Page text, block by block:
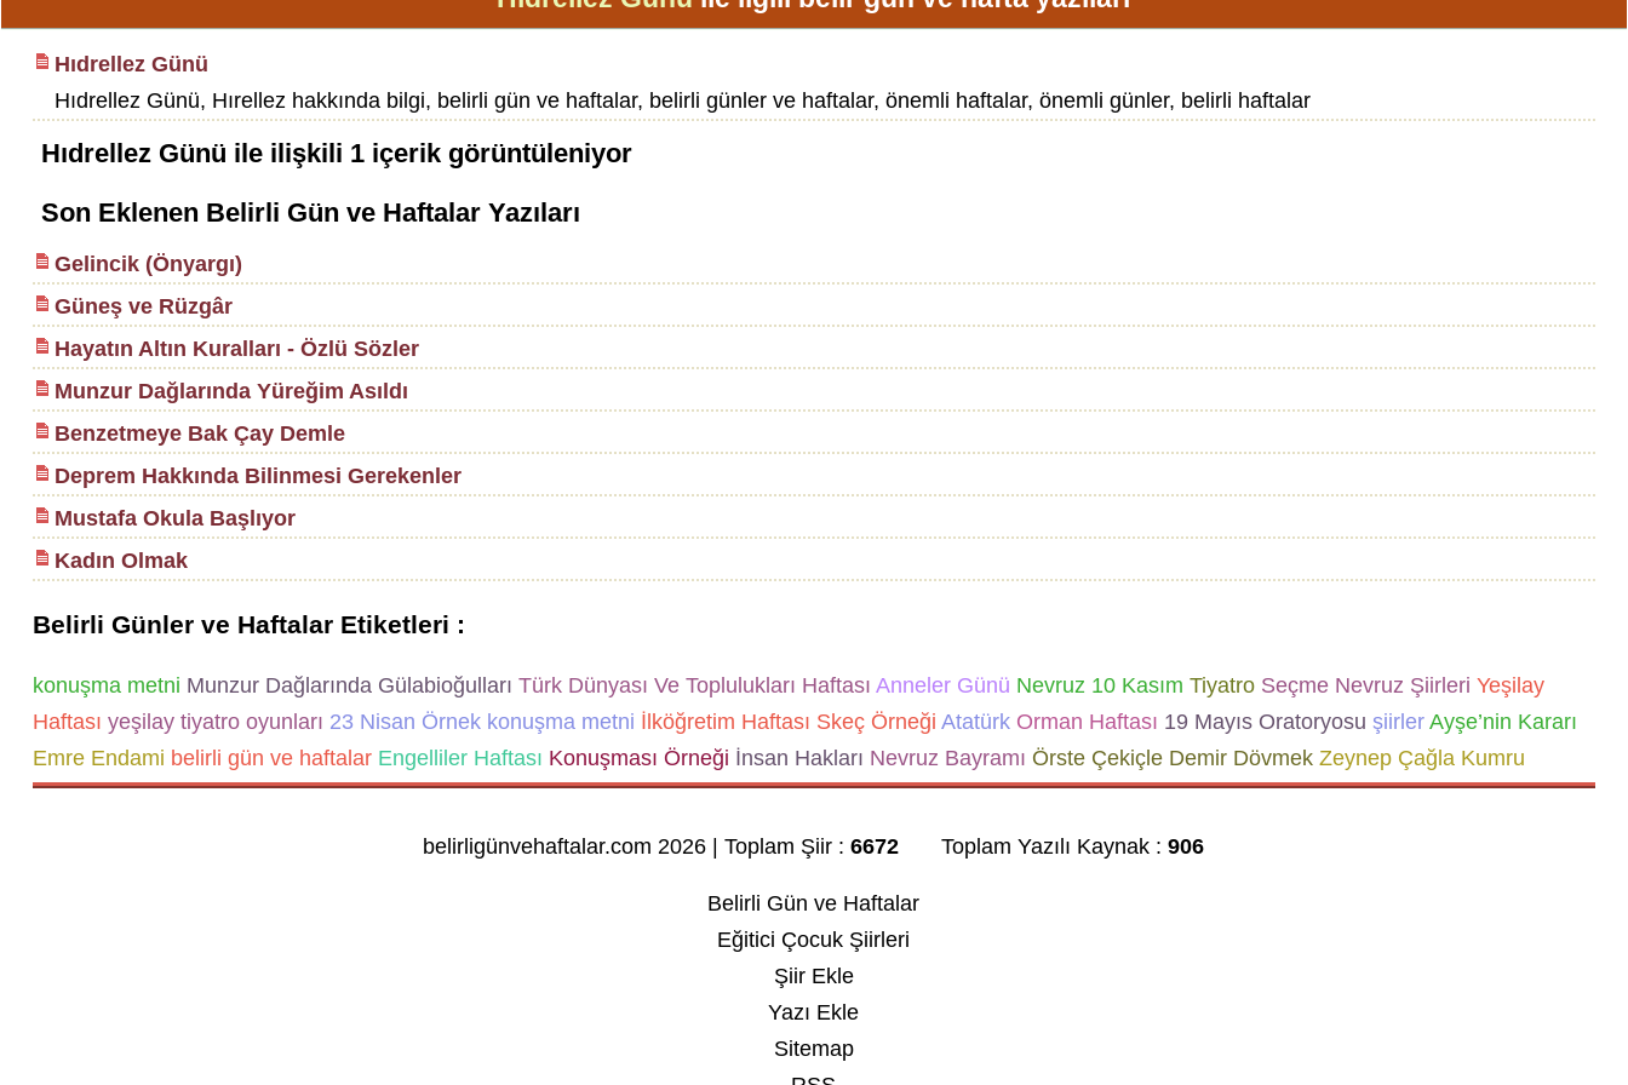
Hıdrellez Günü
Hıdrellez Günü, Hırellez hakkında bilgi, belirli gün ve haftalar, belirli günler ve haftalar, önemli haftalar, önemli günler, belirli haftalar
Hıdrellez Günü ile ilişkili 1içerik görüntüleniyor
Son Eklenen Belirli Gün ve Haftalar Yazıları
Gelincik (Önyargı)
Güneş ve Rüzgâr
Hayatın Altın Kuralları - Özlü Sözler
Munzur Dağlarında Yüreğim Asıldı
Benzetmeye Bak Çay Demle
Deprem Hakkında Bilinmesi Gerekenler
Mustafa Okula Başlıyor
Kadın Olmak
Belirli Günler ve Haftalar Etiketleri :
konuşma metni Munzur Dağlarında Gülabioğulları Türk Dünyası Ve Toplulukları Haftası Anneler Günü Nevruz 10 Kasım TiyatroSeçme Nevruz Şiirleri Yeşilay
Haftası yeşilay tiyatro oyunları 23 Nisan Örnek konuşma metni İlköğretim Haftası Skeç Örneği AtatürkOrman Haftası 19 Mayıs Oratoryosu şiirlerAyşe’nin Kararı
Emre Endami belirli gün ve haftalarEngelliler Haftası Konuşması Örneği İnsan Hakları Nevruz Bayramı Örste Çekiçle Demir DövmekZeynep Çağla Kumru
belirligünvehaftalar.com 2026 | Toplam Şiir :6672 Toplam Yazılı Kaynak :906
Belirli Gün ve Haftalar
Eğitici Çocuk Şiirleri
Şiir Ekle
Yazı Ekle
Sitemap